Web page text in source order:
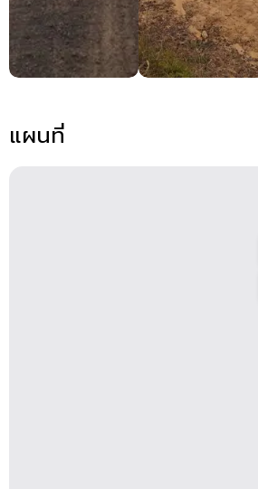
แผนที่